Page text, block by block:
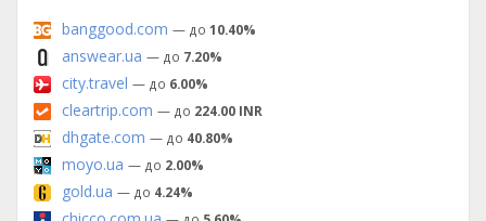
banggood.com — до 10.40%
answear.ua — до 7.20%
city.travel — до 6.00%
cleartrip.com — до 224.00 INR
dhgate.com — до 40.80%
moyo.ua — до 2.00%
gold.ua — до 4.24%